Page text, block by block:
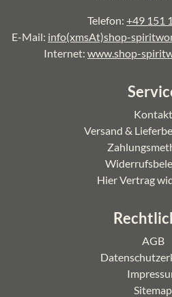
Telefon: +49 151
E-Mail: info(xmsAt)shop-
Internet: www.shop-
Kontakt
Versand &
Hier Vertrag
AGB
Sitemap